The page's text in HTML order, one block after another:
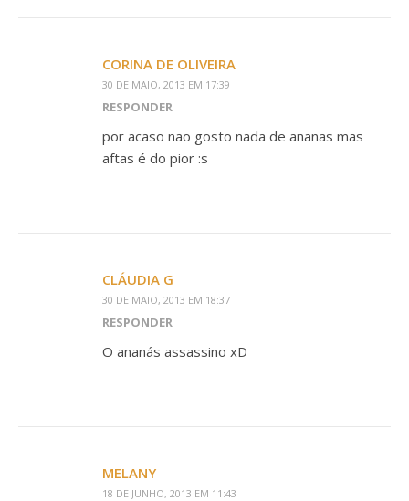
CORINA DE OLIVEIRA
30 DE MAIO, 2013 EM 17:39
RESPONDER
por acaso nao gosto nada de ananas mas
aftas é do pior :s
CLÁUDIA G
30 DE MAIO, 2013 EM 18:37
RESPONDER
O ananás assassino xD
MELANY
18 DE JUNHO, 2013 EM 11:43